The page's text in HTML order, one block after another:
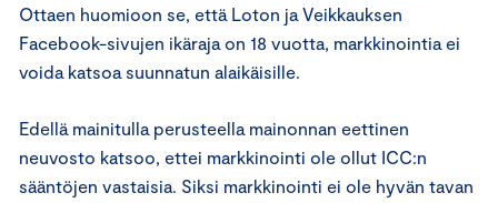
Ottaen huomioon se, että Loton ja Veikkauksen
Facebook-sivujen ikäraja on 18 vuotta, markkinointia ei
voida katsoa suunnatun alaikäisille.
Edellä mainitulla perusteella mainonnan eettinen
neuvosto katsoo, ettei markkinointi ole ollut ICC:n
sääntöjen vastaisia. Siksi markkinointi ei ole hyvän tavan